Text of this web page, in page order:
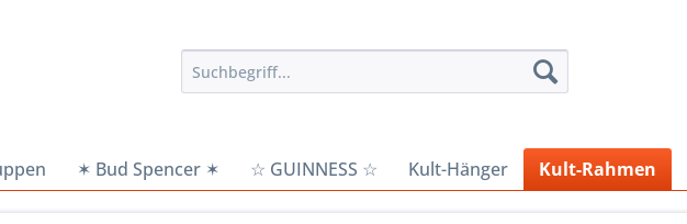
✶ Bud Spencer ✶ ☆ GUINNESS ☆ Kult-Hänger Kult-Rahmen